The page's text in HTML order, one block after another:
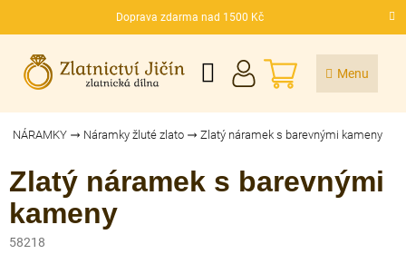
Doprava zdarma nad 1500 Kč
CZK
NÁKUPNÍ
KOŠÍK
NÁRAMKY Náramky žluté zlato Zlatý náramek s barevnými kameny
Zlatý náramek s barevnými
kameny
58218